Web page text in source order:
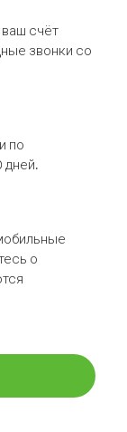
счёт
звонки со
по
дней.
о